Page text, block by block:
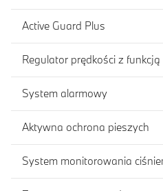
Active Guard Plus
Regulator prędkości z
System alarmowy
Aktywna ochrona pieszych
System monitorowania